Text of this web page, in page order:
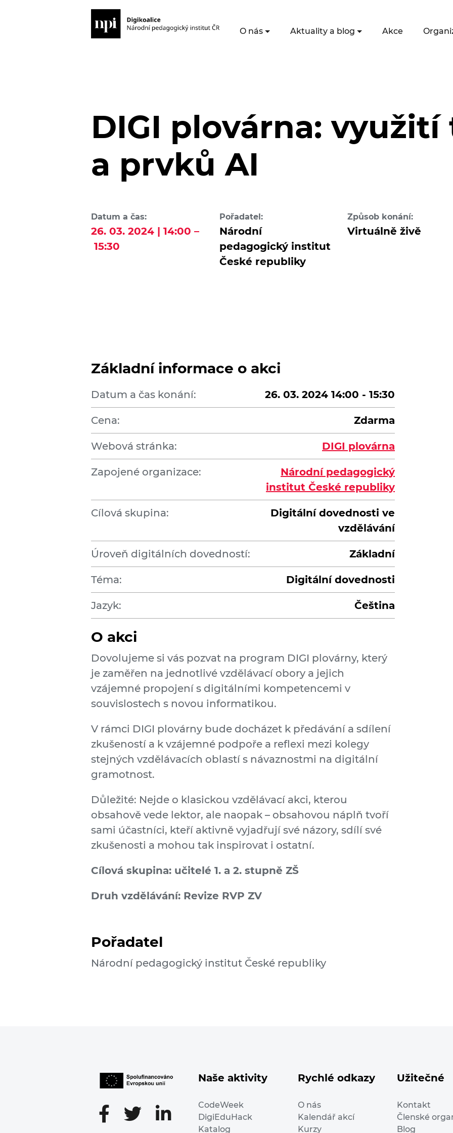
O nás Aktuality a blog Akce
DIGI plovárna:
a prvků AI
Datum a čas:
26. 03. 2024 | 14:00 –
15:30
Pořadatel:
Národní
pedagogický institut
České republiky
Způsob konání:
Virtuálně živě
Základní informace o akci
Datum a čas konání: 26. 03. 2024 14:00 - 15:30
Cena: Zdarma
Webová stránka: DIGI plovárna
Zapojené organizace:
Národní pedagogický
institut České republiky
Cílová skupina:
Digitální dovednosti ve
vzdělávání
Úroveň digitálních dovedností: Základní
Téma: Digitální dovednosti
Jazyk: Čeština
O akci
Dovolujeme si vás pozvat na program DIGI plovárny, který
je zaměřen na jednotlivé vzdělávací obory a jejich
vzájemné propojení s digitálními kompetencemi v
souvislostech s novou informatikou.
V rámci DIGI plovárny bude docházet k předávání a sdílení
zkušeností a k vzájemné podpoře a reflexi mezi kolegy
stejných vzdělávacích oblastí s návaznostmi na digitální
gramotnost.
Důležité: Nejde o klasickou vzdělávací akci, kterou
obsahově vede lektor, ale naopak – obsahovou náplň tvoří
sami účastníci, kteří aktivně vyjadřují své názory, sdílí své
zkušenosti a mohou tak inspirovat i ostatní.
Cílová skupina: učitelé 1. a 2. stupně ZŠ
Druh vzdělávání: Revize RVP ZV
Pořadatel
Národní pedagogický institut České republiky
Naše aktivity
CodeWeek
DigiEduHack
Katalog
Rychlé odkazy
O nás
Kalendář akcí
Kurzy
Užitečné
Kontakt
Členské
Blog